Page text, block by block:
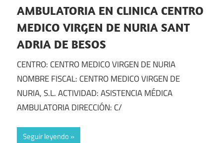
AMBULATORIA EN CLINICA CENTRO
MEDICO VIRGEN DE NURIA SANT
ADRIA DE BESOS
CENTRO: CENTRO MEDICO VIRGEN DE NURIA
NOMBRE FISCAL: CENTRO MEDICO VIRGEN DE
NURIA, S.L. ACTIVIDAD: ASISTENCIA MÉDICA
AMBULATORIA DIRECCIÓN: C/
Seguir leyendo